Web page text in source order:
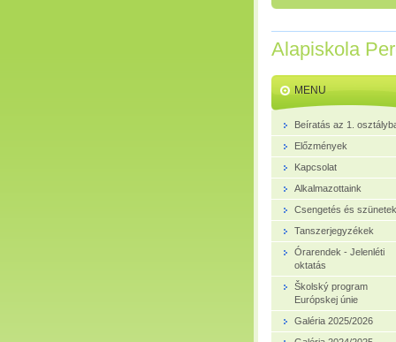
Alapiskola
MENU
Beíratás az 1.
Előzmények
Kapcsolat
Alkalmazottaink
Csengetés és szünetek
Tanszerjegyzékek
Órarendek - Jelenléti
oktatás
Školský program
Európskej únie
Galéria 2025/2026